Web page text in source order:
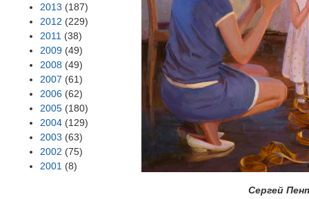
2013 (187)
2012 (229)
2011 (38)
2009 (49)
2008 (49)
2007 (61)
2006 (62)
2005 (180)
2004 (129)
2003 (63)
2002 (75)
2001 (8)
Сергей